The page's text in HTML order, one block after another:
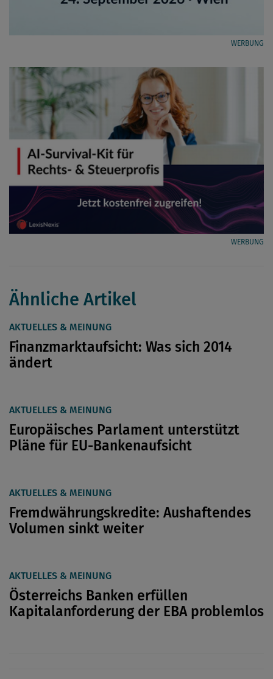
WERBUNG
WERBUNG
Ähnliche Artikel
AKTUELLES & MEINUNG
Finanzmarktaufsicht: Was sich 2014
ändert
AKTUELLES & MEINUNG
Europäisches Parlament unterstützt
Pläne für EU-Bankenaufsicht
AKTUELLES & MEINUNG
Fremdwährungskredite: Aushaftendes
Volumen sinkt weiter
AKTUELLES & MEINUNG
Österreichs Banken erfüllen
Kapitalanforderung der EBA problemlos